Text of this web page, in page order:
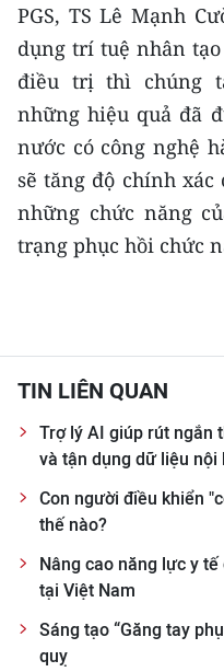
PGS, TS Lê Mạnh
dụng trí tuệ nhân
điều trị thì chúng
những hiệu quả đã
nước có công nghệ
sẽ tăng độ chính xác
những chức năng
trạng phục hồi chức
TIN LIÊN QUAN
Trợ lý AI giúp rút ngắn
và tận dụng dữ liệu nội
Con người điều khiển
thế nào?
Nâng cao năng lực y
tại Việt Nam
Sáng tạo “Găng tay
quỵ